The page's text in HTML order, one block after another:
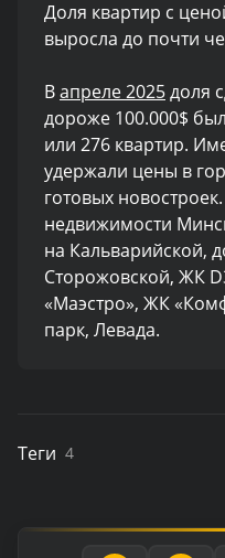
Доля квартир с
выросла до почти
Вапреле 2025доля
дороже 100.000$
или 276 квартир.
удержали цены в
готовых
недвижимости
на Кальварийской,
Сторожовской, ЖК
«Маэстро», ЖК
парк, Левада.
Теги 4